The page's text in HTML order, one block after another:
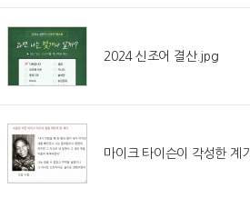
2024 신조어 결산.jpg
마이크 타이슨이 각성한 계기